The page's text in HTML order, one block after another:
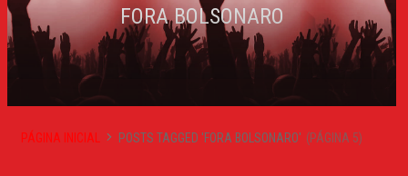
FORA BOLSONARO
PÁGINA INICIAL POSTS TAGGED 'FORA BOLSONARO' (PÁGINA 5)